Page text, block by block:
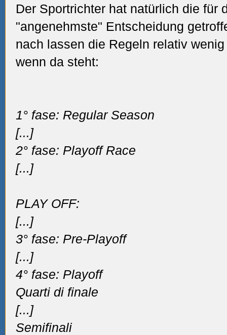
Der Sportrichter hat natürlich die für
"angenehmste" Entscheidung
nach lassen die Regeln relativ
wenn da steht:
1° fase: Regular Season
[...]
2° fase: Playoff Race
[...]
PLAY OFF:
[...]
3° fase: Pre-Playoff
[...]
4° fase: Playoff
Quarti di finale
[...]
Semifinali